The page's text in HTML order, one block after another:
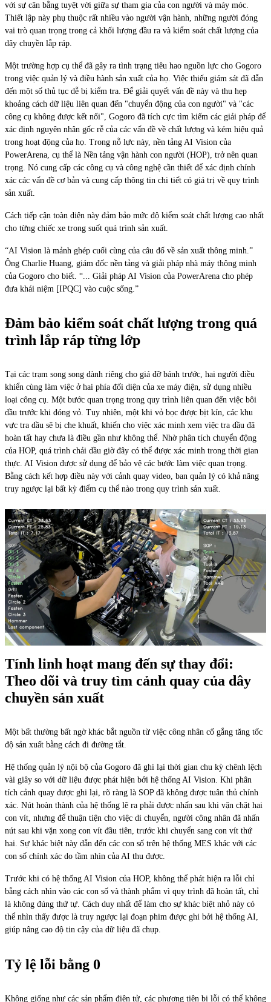
với sự cân bằng tuyệt vời giữa sự tham gia của con người và máy móc.
Thiết lập này phụ thuộc rất nhiều vào người vận hành, những người đóng
vai trò quan trọng trong cả khối lượng đầu ra và kiểm soát chất lượng của
dây chuyền lắp ráp.
Một trường hợp cụ thể đã gây ra tình trạng tiêu hao nguồn lực cho Gogoro
trong việc quản lý và điều hành sản xuất của họ. Việc thiếu giám sát đã dẫn
đến một số thủ tục dễ bị kiểm tra. Để giải quyết vấn đề này và thu hẹp
khoảng cách dữ liệu liên quan đến "chuyển động của con người" và "các
công cụ không được kết nối", Gogoro đã tích cực tìm kiếm các giải pháp để
xác định nguyên nhân gốc rễ của các vấn đề về chất lượng và kém hiệu quả
trong hoạt động của họ. Trong nỗ lực này, nền tảng AI Vision của
PowerArena, cụ thể là Nền tảng vận hành con người (HOP), trở nên quan
trọng. Nó cung cấp các công cụ và công nghệ cần thiết để xác định chính
xác các vấn đề cơ bản và cung cấp thông tin chi tiết có giá trị về quy trình
sản xuất.
Cách tiếp cận toàn diện này đảm bảo mức độ kiểm soát chất lượng cao nhất
cho từng chiếc xe trong suốt quá trình sản xuất.
“AI Vision là mảnh ghép cuối cùng của câu đố về sản xuất thông minh.”
Ông Charlie Huang, giám đốc nền tảng và giải pháp nhà máy thông minh
của Gogoro cho biết. “... Giải pháp AI Vision của PowerArena cho phép
đưa khái niệm [IPQC] vào cuộc sống.”
Đảm bảo kiểm soát chất lượng trong quá
trình lắp ráp từng lớp
Tại các trạm song song dành riêng cho giá đỡ bánh trước, hai người điều
khiển cùng làm việc ở hai phía đối diện của xe máy điện, sử dụng nhiều
loại công cụ. Một bước quan trọng trong quy trình liên quan đến việc bôi
dầu trước khi đóng vỏ. Tuy nhiên, một khi vỏ bọc được bịt kín, các khu
vực tra dầu sẽ bị che khuất, khiến cho việc xác minh xem việc tra dầu đã
hoàn tất hay chưa là điều gần như không thể. Nhờ phân tích chuyển động
của HOP, quá trình chải dầu giờ đây có thể được xác minh trong thời gian
thực. AI Vision được sử dụng để bảo vệ các bước làm việc quan trọng.
Bằng cách kết hợp điều này với cảnh quay video, ban quản lý có khả năng
truy ngược lại bất kỳ điểm cụ thể nào trong quy trình sản xuất.
Tính linh hoạt mang đến sự thay đổi:
Theo dõi và truy tìm cảnh quay của dây
chuyền sản xuất
Một bất thường bất ngờ khác bắt nguồn từ việc công nhân cố gắng tăng tốc
độ sản xuất bằng cách đi đường tắt.
Hệ thống quản lý nội bộ của Gogoro đã ghi lại thời gian chu kỳ chênh lệch
vài giây so với dữ liệu được phát hiện bởi hệ thống AI Vision. Khi phân
tích cảnh quay được ghi lại, rõ ràng là SOP đã không được tuân thủ chính
xác. Nút hoàn thành của hệ thống lẽ ra phải được nhấn sau khi vặn chặt hai
con vít, nhưng để thuận tiện cho việc di chuyển, người công nhân đã nhấn
nút sau khi vặn xong con vít đầu tiên, trước khi chuyển sang con vít thứ
hai. Sự khác biệt này dẫn đến các con số trên hệ thống MES khác với các
con số chính xác do tầm nhìn của AI thu được.
Trước khi có hệ thống AI Vision của HOP, không thể phát hiện ra lỗi chỉ
bằng cách nhìn vào các con số và thành phẩm vì quy trình đã hoàn tất, chỉ
là không đúng thứ tự. Cách duy nhất để làm cho sự khác biệt nhỏ này có
thể nhìn thấy được là truy ngược lại đoạn phim được ghi bởi hệ thống AI,
giúp nâng cao độ tin cậy của dữ liệu đã chụp.
Tỷ lệ lỗi bằng 0
Không giống như các sản phẩm điện tử, các phương tiện bị lỗi có thể không